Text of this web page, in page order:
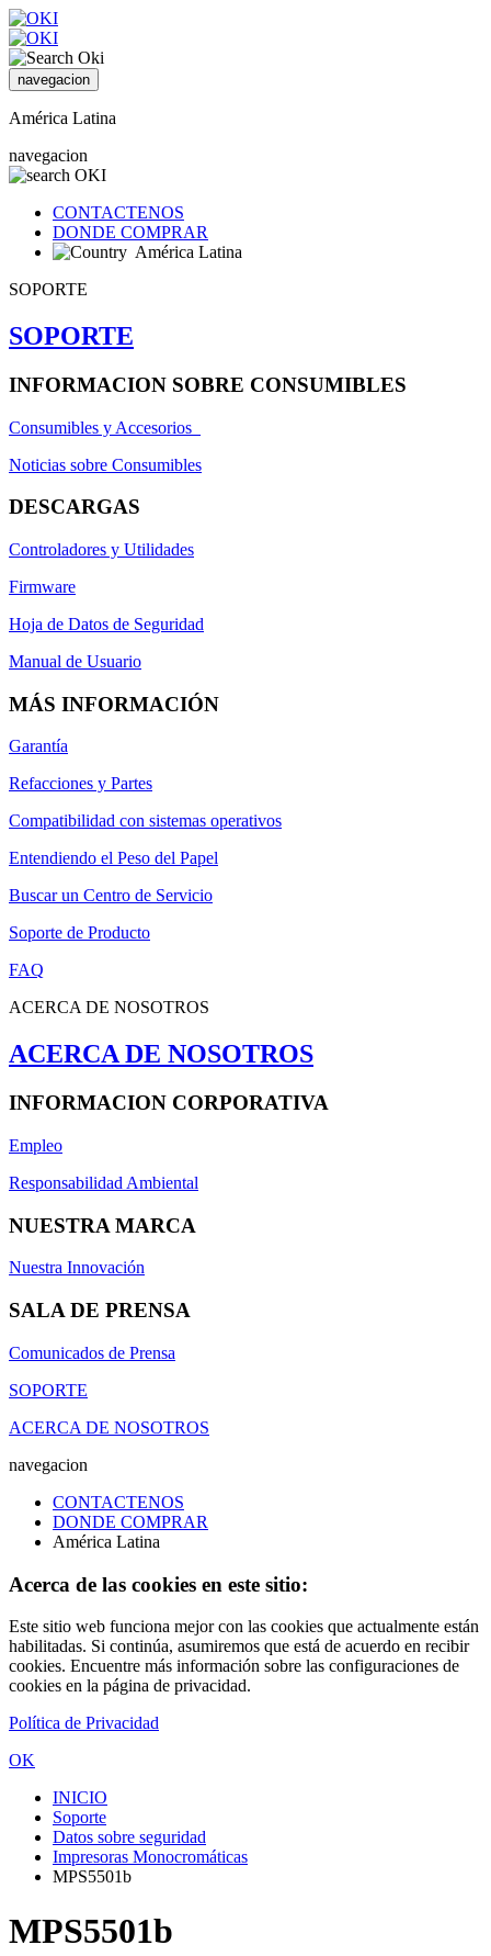
navegacion
América Latina
navegacion
CONTACTENOS
DONDE COMPRAR
América Latina
SOPORTE
SOPORTE
INFORMACION SOBRE CONSUMIBLES
Consumibles y Accesorios
Noticias sobre Consumibles
DESCARGAS
Controladores y Utilidades
Firmware
Hoja de Datos de Seguridad
Manual de Usuario
MÁS INFORMACIÓN
Garantía
Refacciones y Partes
Compatibilidad con sistemas operativos
Entendiendo el Peso del Papel
Buscar un Centro de Servicio
Soporte de Producto
FAQ
ACERCA DE NOSOTROS
ACERCA DE NOSOTROS
INFORMACION CORPORATIVA
Empleo
Responsabilidad Ambiental
NUESTRA MARCA
Nuestra Innovación
SALA DE PRENSA
Comunicados de Prensa
SOPORTE
ACERCA DE NOSOTROS
navegacion
CONTACTENOS
DONDE COMPRAR
América Latina
Acerca de las cookies en este sitio:
Este sitio web funciona mejor con las cookies que actualmente están
habilitadas. Si continúa, asumiremos que está de acuerdo en recibir
cookies. Encuentre más información sobre las configuraciones de
cookies en la página de privacidad.
Política de Privacidad
OK
INICIO
Soporte
Datos sobre seguridad
Impresoras Monocromáticas
MPS5501b
MPS5501b